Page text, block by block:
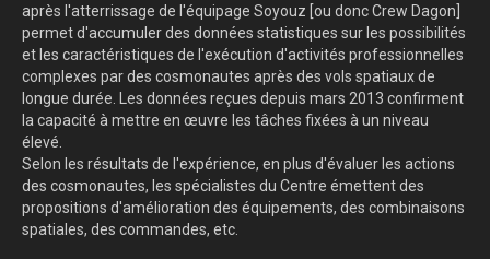
après l'atterrissage de l'équipage Soyouz [ou donc Crew Dagon]
permet d'accumuler des données statistiques sur les possibilités
et les caractéristiques de l'exécution d'activités professionnelles
complexes par des cosmonautes après des vols spatiaux de
longue durée. Les données reçues depuis mars 2013 confirment
la capacité à mettre en œuvre les tâches fixées à un niveau
élevé.
Selon les résultats de l'expérience, en plus d'évaluer les actions
des cosmonautes, les spécialistes du Centre émettent des
propositions d'amélioration des équipements, des combinaisons
spatiales, des commandes, etc.